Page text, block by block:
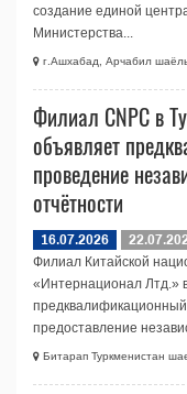
создание единой
Министерства...
г.Ашхабад, Арчабил
Филиал CNPC в
объявляет
проведение
отчётности
16.07.2026
Филиал Китайской
«Интернационал Лтд.»
предоставление
Битарап Туркменистан